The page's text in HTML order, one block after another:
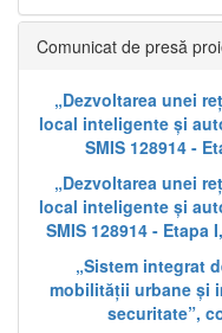
Comunicat de presă
„Dezvoltarea unei
local inteligente și
SMIS 128914 -
„Dezvoltarea unei
local inteligente și
SMIS 128914 - Etapa
„Sistem integrat
mobilității urbane și
securitate”,